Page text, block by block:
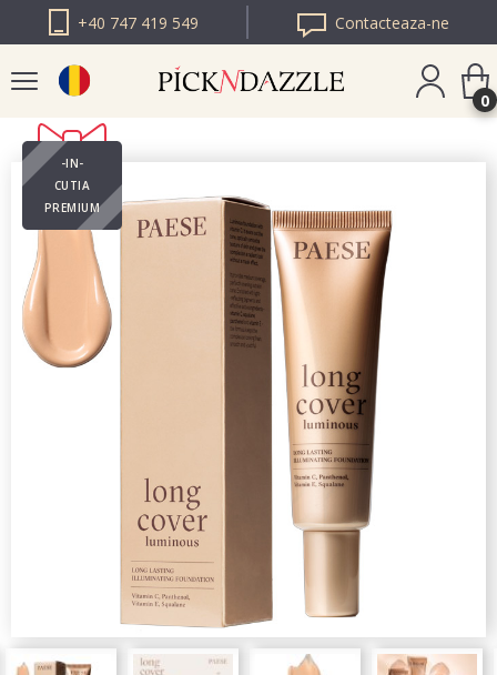
+40 747 419 549 Contacteaza-ne
PICK N DAZZLE
BULGARIA
PICK N DAZZLE
EUROPA
0
-IN-
CUTIA
PREMIUM